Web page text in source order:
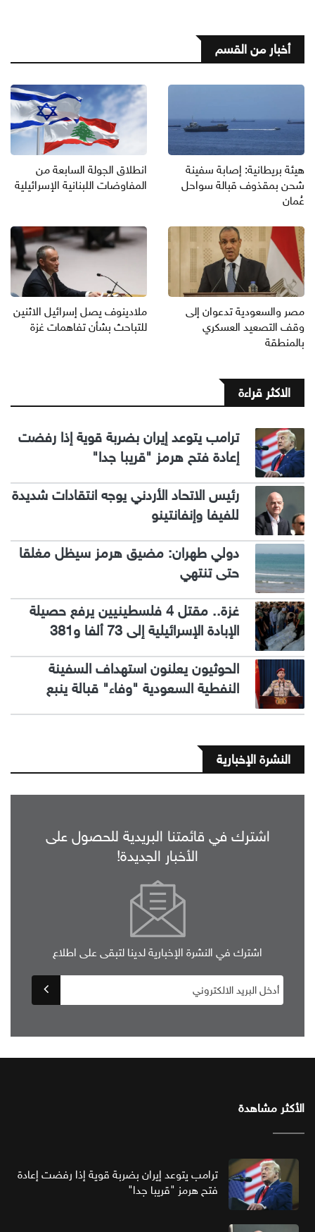
أخبار من القسم
هيئة بريطانية: إصابة سفينة
شحن بمقذوف قبالة سواحل
عُمان
انطلاق الجولة السابعة من
المفاوضات اللبنانية الإسرائيلية
مصر والسعودية تدعوان إلى
وقف التصعيد العسكري
بالمنطقة
ملادينوف يصل إسرائيل الاثنين
للتباحث بشأن تفاهمات غزة
الاكثر قراءة
ترامب يتوعد إيران بضربة قوية إذا رفضت
إعادة فتح هرمز "قريبا جدا"
رئيس الاتحاد الأردني يوجه انتقادات شديدة
للفيفا وإنفانتينو
دولي طهران: مضيق هرمز سيظل مغلقا
حتى تنتهي
غزة.. مقتل 4 فلسطينيين يرفع حصيلة
الإبادة الإسرائيلية إلى 73 ألفا و381
الحوثيون يعلنون استهداف السفينة
النفطية السعودية "وفاء" قبالة ينبع
النشرة الإخبارية
اشترك في قائمتنا البريدية للحصول على
الأخبار الجديدة!
اشترك في النشرة الإخبارية لدينا لتبقى على اطلاع
الأكثر مشاهدة
ترامب يتوعد إيران بضربة قوية إذا رفضت إعادة
فتح هرمز "قريبا جدا"